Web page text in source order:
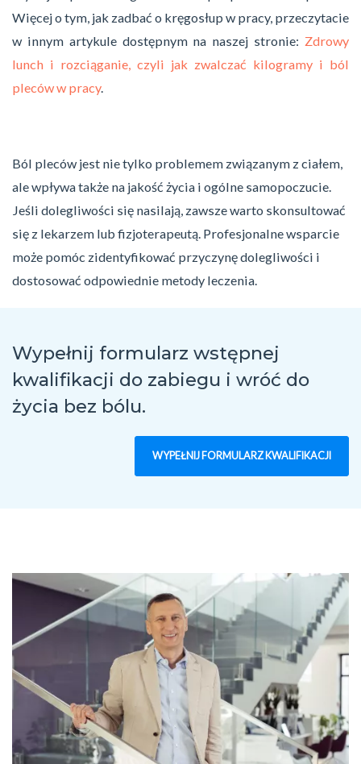
Więcej o tym, jak zadbać o kręgosłup w pracy, przeczytacie
w innym artykule dostępnym na naszej stronie: Zdrowy
lunch i rozciąganie, czyli jak zwalczać kilogramy i ból
pleców w pracy.
Ból pleców jest nie tylko problemem związanym z ciałem,
ale wpływa także na jakość życia i ogólne samopoczucie.
Jeśli dolegliwości się nasilają, zawsze warto skonsultować
się z lekarzem lub fizjoterapeutą. Profesjonalne wsparcie
może pomóc zidentyfikować przyczynę dolegliwości i
dostosować odpowiednie metody leczenia.
Wypełnij formularz wstępnej
kwalifikacji do zabiegu i wróć do
życia bez bólu.
WYPEŁNIJ FORMULARZ KWALIFIKACJI